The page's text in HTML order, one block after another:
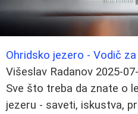
Ohridsko jezero - Vodič
Višeslav Radanov 2025-
Sve što treba da znate o
jezeru - saveti, iskustva,